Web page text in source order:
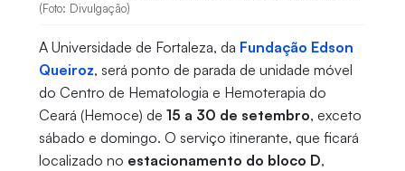
(Foto: Divulgação)
A Universidade de Fortaleza, da Fundação Edson
Queiroz, será ponto de parada de unidade móvel
do Centro de Hematologia e Hemoterapia do
Ceará (Hemoce) de 15 a 30 de setembro, exceto
sábado e domingo. O serviço itinerante, que ficará
localizado no estacionamento do bloco D,